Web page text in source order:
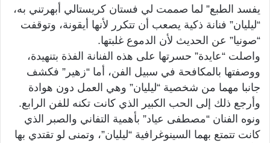
يفسد الطبع” لما صممت لي فستان كريستالي أبهرتني به،
“ليليان” فنانة ذكية يصعب أن تتكرر لأنها أيقونة، وتوقفت
“صونيا” عن الحديث لأن الدموع غلبتها.
واصلت “عايدة” حسرتها على هذه الفنانة الفذة بتنهيدة،
ووصفتها بالمكافحة في سبيل الفن، أما “زهير” فكشف
جانبا مهما من شخصية “ليليان” وهي العمل دون هوادة
وأرجع ذلك إلى الحب الكبير الذي كانت تكنه للفن الرابع.
ونوه الفنان “مصطفى عياد” بأهمية التفاني والصبر الذي
كانت تتمتع بهما السينوغرافية “ليليان”، وتمنى لو تقتدي بها